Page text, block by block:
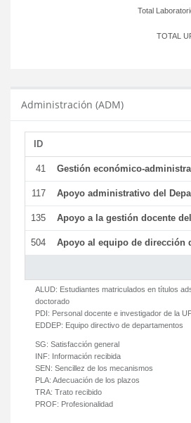
TOTAL
Total
Administración (ADM)
ID
41 Gestión económico-
117 Apoyo administrativo del
135 Apoyo a la gestión docente
504 Apoyo al equipo de dirección
ALUD: Estudiantes matriculados en títulos
doctorado
PDI: Personal docente e investigador de la
EDDEP: Equipo directivo de departamentos
SG: Satisfacción general
INF: Información recibida
SEN: Sencillez de los mecanismos
PLA: Adecuación de los plazos
TRA: Trato recibido
PROF: Profesionalidad